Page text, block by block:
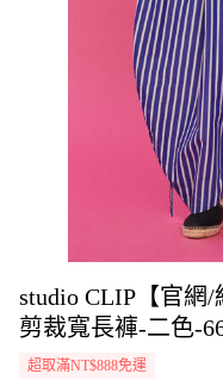
studio CLIP【官網
剪裁寬長褲-二色-
超取滿NT$888免運